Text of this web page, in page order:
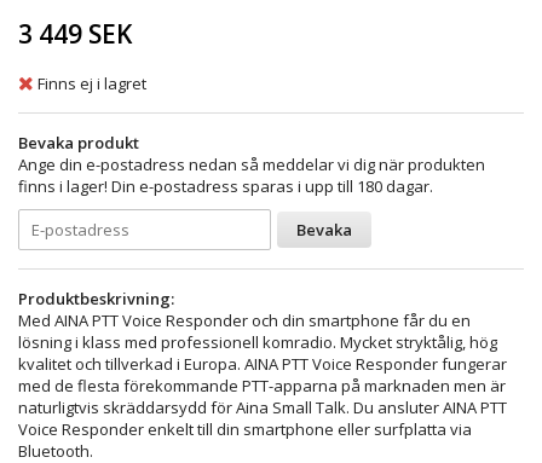
3 449 SEK
Finns ej i lagret
Bevaka produkt
Ange din e-postadress nedan så meddelar vi dig när produkten
finns i lager! Din e-postadress sparas i upp till 180 dagar.
Bevaka
Produktbeskrivning:
Med AINA PTT Voice Responder och din smartphone får du en
lösning i klass med professionell komradio. Mycket stryktålig, hög
kvalitet och tillverkad i Europa. AINA PTT Voice Responder fungerar
med de flesta förekommande PTT-apparna på marknaden men är
naturligtvis skräddarsydd för Aina Small Talk. Du ansluter AINA PTT
Voice Responder enkelt till din smartphone eller surfplatta via
Bluetooth.